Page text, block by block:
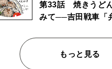
第33話 焼きうど
みて──吉田戦車「
もっと見る